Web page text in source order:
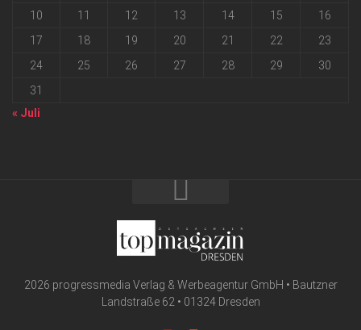
10
11 12 13 14 15
16
17
18 19 20 21 22
23
24
25 26 27 28 29
30
31
« Juli
2026 progressmedia Verlag & Werbeagentur GmbH • Bautzner
Landstraße 62 • 01324 Dresden